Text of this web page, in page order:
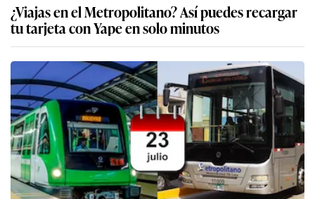
¿Viajas en el Metropolitano? Así puedes recargar
tu tarjeta con Yape en solo minutos